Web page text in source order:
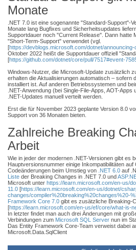
Monate
.NET 7.0 ist eine sogenannte "Standard-Support"-
Monate lang Bugfixes und Sicherheitsupdates
Supportdauer noch "Current Release". Dann hatte
"Short-Term-Support" verwendet (vgl.
[https://devblogs.microsoft.com/dotnet/
Oktober 2022 heißt die Supportdauer offiziell
[https://github.com/dotnet/core/pull/7517#event-
Windows-Nutzer, die Microsoft-Update zusätzlich
erhalten die Aktualisierungen automatisch – sofern
installiert ist. Auf anderen Betriebssystemen und
.NET-Anwendung (bei Single-File-Apps, AOT-Apps
.NET-Updates manuell verteilt werden.
Erst die für November 2023 geplante Version 8.0
Support von 36 Monaten bieten.
Zahlreiche Breaking
Arbeit
Wie in jeder der modernen .NET-Versionen gibt es
Hauptversionsnummer einige Inkompatibilitäten
Codeänderungen beim Umstieg von .NET 6.0 auf
Liste der Breaking Changes in .NET 7.0 und
Microsoft unter https://learn.microsoft.com/en-us/
11.0 [https://learn.microsoft.com/en-us/dotnet/
changes/compiler%20breaking%20changes%20-
Framework Core 7.0 gibt es zusätzliche Breaking-
[https://learn.microsoft.com/en-us/ef/core/what-is-
In letzter findet man auch drei Änderungen mit
Verbindungen zum Microsoft SQL Server nun im
Das Entity Framework Core-Team verweist dabei
Microsoft.Data.SqlClient